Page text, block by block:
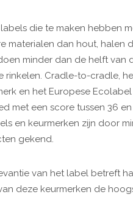
die te maken hebben
materialen dan hout, halen
minder dan de helft van
rinkelen. Cradle-to-cradle,
en het Europese
met een score tussen 36
en keurmerken zijn door
gekend.
van het label betreft
deze keurmerken de